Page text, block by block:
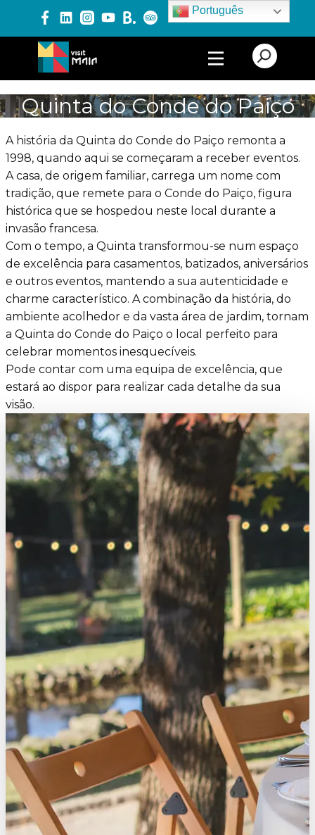
Português
PRODUTOS E SERVIÇOS
EVENTOS
Quinta do Conde do Paiço
A história da Quinta do Conde do Paiço remonta a
1998, quando aqui se começaram a receber eventos.
A casa, de origem familiar, carrega um nome com
tradição, que remete para o Conde do Paiço, figura
histórica que se hospedou neste local durante a
invasão francesa.
Com o tempo, a Quinta transformou-se num espaço
de excelência para casamentos, batizados, aniversários
e outros eventos, mantendo a sua autenticidade e
charme característico. A combinação da história, do
ambiente acolhedor e da vasta área de jardim, tornam
a Quinta do Conde do Paiço o local perfeito para
celebrar momentos inesquecíveis.
Pode contar com uma equipa de excelência, que
estará ao dispor para realizar cada detalhe da sua
visão.